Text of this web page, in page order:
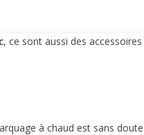
, ce sont aussi des
à chaud est sans